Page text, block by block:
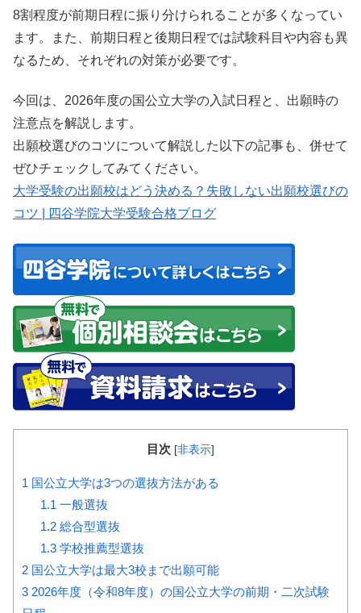
8割程度が前期日程に振り分けられることが多くなってい
ます。また、前期日程と後期日程では試験科目や内容も異
なるため、それぞれの対策が必要です。
今回は、2026年度の国公立大学の入試日程と、出願時の
注意点を解説します。
出願校選びのコツについて解説した以下の記事も、併せて
ぜひチェックしてみてください。
大学受験の出願校はどう決める？失敗しない出願校選びの
コツ | 四谷学院大学受験合格ブログ
目次 [非表示]
1 国公立大学は3つの選抜方法がある
1.1 一般選抜
1.2総合型選抜
1.3学校推薦型選抜
2 国公立大学は最大3校まで出願可能
3 2026年度（令和8年度）の国公立大学の前期・二次試験